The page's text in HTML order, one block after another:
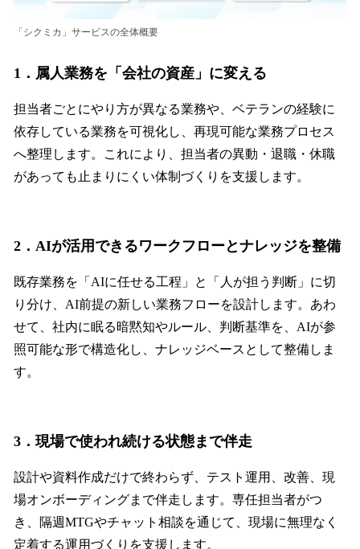
「シクミカ」サービスの全体概要
1．属人業務を「会社の資産」に変える
担当者ごとにやり方が異なる業務や、ベテランの経験に
依存している業務を可視化し、再現可能な業務プロセス
へ整理します。これにより、担当者の異動・退職・休職
があっても止まりにくい体制づくりを支援します。
2．AIが活用できるワークフローとナレッジを整備
既存業務を「AIに任せる工程」と「人が担う判断」に切
り分け、AI前提の新しい業務フローを設計します。あわ
せて、社内に眠る暗黙知やルール、判断基準を、AIが参
照可能な形で構造化し、ナレッジベースとして整備しま
す。
3．現場で使われ続ける状態まで伴走
設計や資料作成だけで終わらず、テスト運用、改善、現
場オンボーディングまで伴走します。専任担当者がつ
き、隔週MTGやチャット相談を通じて、現場に無理なく
定着する運用づくりを支援します。